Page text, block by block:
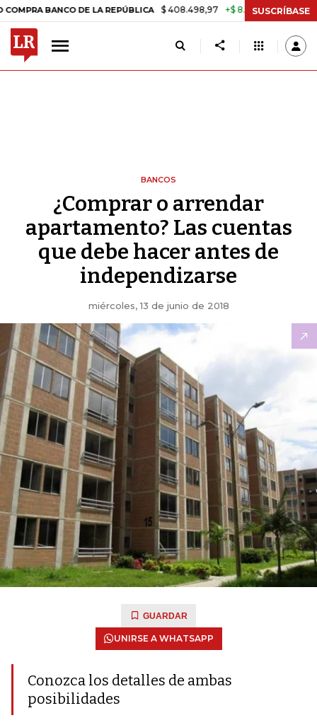
DE LA REPÚBLICA $ 408.498,97 +$ 8.753,81 +2,19% TASA
SUSCRÍBASE
BANCOS
¿Comprar o arrendar
apartamento? Las cuentas
que debe hacer antes de
independizarse
miércoles, 13 de junio de 2018
GUARDAR
UNIRSE A WHATSAPP
Conozca los detalles de ambas
posibilidades